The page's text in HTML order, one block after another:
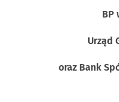
BP
Urząd
oraz Bank